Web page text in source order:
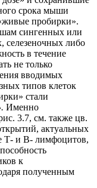
срока мыши
пробирки».
сингенных или
селезеночных либо
в течение
не только
вводимых
типов клеток
стали
Именно
3.7, см. также цв.
актуальных
Т- и В- лимфоцитов,
к
полученным